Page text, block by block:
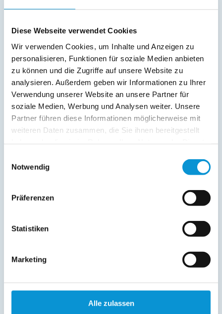
Diese Webseite verwendet Cookies
Wir verwenden Cookies, um Inhalte und Anzeigen zu
personalisieren, Funktionen für soziale Medien anbieten
zu können und die Zugriffe auf unsere Website zu
analysieren. Außerdem geben wir Informationen zu Ihrer
Verwendung unserer Website an unsere Partner für
soziale Medien, Werbung und Analysen weiter. Unsere
Partner führen diese Informationen möglicherweise mit
weiteren Daten zusammen, die Sie ihnen bereitgestellt
Notwendig
Präferenzen
Statistiken
Marketing
Alle zulassen
Außenanlage:
Terrasse
Service:
Beschreibung
Lage & Adresse des Objektes
Beckumer Str. 7
-